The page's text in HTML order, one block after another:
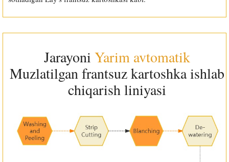
Jarayoni Yarim avtomatik
Muzlatilgan frantsuz kartoshka ishlab
chiqarish liniyasi